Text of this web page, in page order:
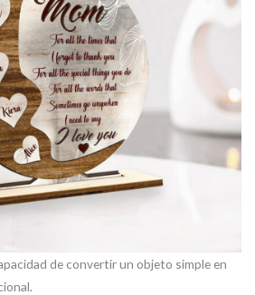
de convertir un objeto simple en